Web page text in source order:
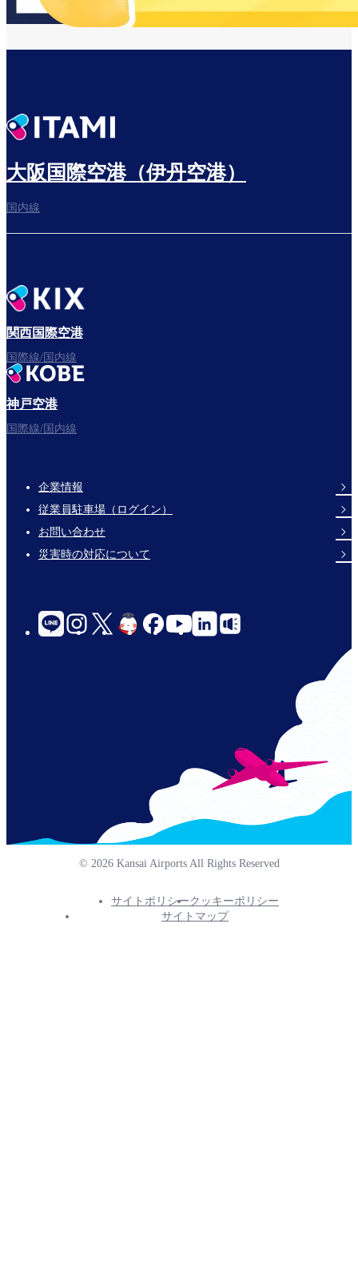
大阪国際空港（伊丹空港）
国内線
関西国際空港
国際線/国内線
神戸空港
国際線/国内線
Footer
Links
企業情報
従業員駐車場（ログイン）
お問い合わせ
災害時の対応について
social-
links-
© 2026 Kansai Airports All Rights Reserved
サイトポリシークッキーポリシー
サイトマップ